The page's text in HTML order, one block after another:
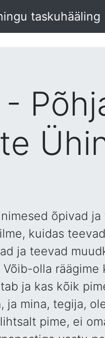
taskuhääling
õpivad ja
kuidas
ja teevad
olla räägime
ja kas kõik
ja mina, tegija,
pime, ei